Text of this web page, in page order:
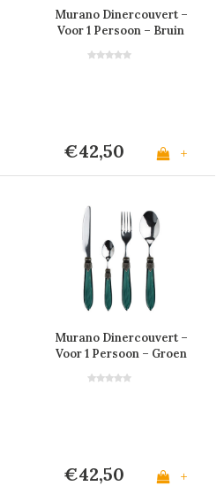
Murano Dinercouvert –
Voor 1 Persoon – Bruin
€42,50 +
Murano Dinercouvert –
Voor 1 Persoon – Groen
€42,50 +